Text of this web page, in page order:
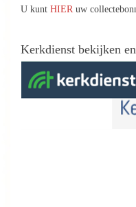
U kunt HIER uw
Kerkdienst bekijken